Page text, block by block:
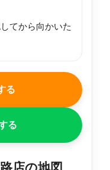
てから向かいた
る
る